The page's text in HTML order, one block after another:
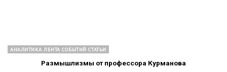
АНАЛИТИКА ЛЕНТА СОБЫТИЙ СТАТЬИ
Размышлизмы от профессора Курманова